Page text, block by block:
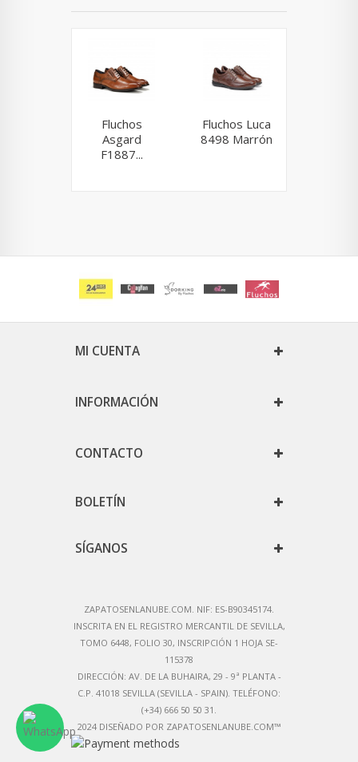
Fluchos
Asgard
F1887...
Fluchos Luca
8498 Marrón
MI CUENTA
INFORMACIÓN
CONTACTO
BOLETÍN
SÍGANOS
ZAPATOSENLANUBE.COM. NIF: ES-B90345174.
INSCRITA EN EL REGISTRO MERCANTIL DE SEVILLA,
TOMO 6448, FOLIO 30, INSCRIPCIÓN 1 HOJA SE-
115378
DIRECCIÓN: AV. DE LA BUHAIRA, 29 - 9ª PLANTA -
C.P. 41018 SEVILLA (SEVILLA - SPAIN). TELÉFONO:
(+34) 666 50 50 31.
2024 DISEÑADO POR ZAPATOSENLANUBE.COM™